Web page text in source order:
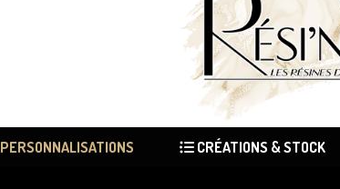
PERSONNALISATIONS CRÉATIONS & STOCK